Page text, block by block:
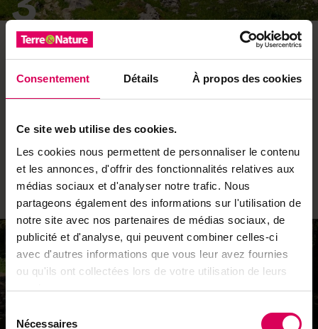
Consentement Détails À propos des cookies
Ce site web utilise des cookies.
Les cookies nous permettent de personnaliser le contenu
et les annonces, d'offrir des fonctionnalités relatives aux
médias sociaux et d'analyser notre trafic. Nous
partageons également des informations sur l'utilisation de
notre site avec nos partenaires de médias sociaux, de
publicité et d'analyse, qui peuvent combiner celles-ci
avec d'autres informations que vous leur avez fournies
ou qu'ils ont collectées lors de votre utilisation de leurs
services.
Nécessaires
À travers les pâturages
d’Unter Bödeli (1240 m). C’est ensuite par un charmant
sentier louvoyant entre forêt, pâturages et zones
buvette d’alpage offre un coup d’œil imprenable sur le
lac et la vallée, mais elle propose aussi à ses hôtes de
bons petits plats locaux et de fameuses meringues à la
double crème.